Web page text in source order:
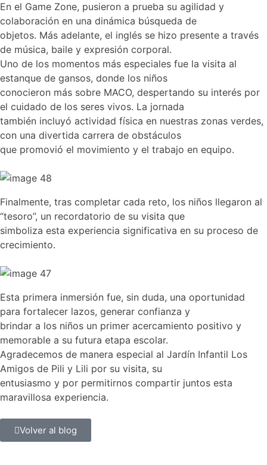
En el Game Zone, pusieron a prueba su agilidad y
colaboración en una dinámica búsqueda de
objetos. Más adelante, el inglés se hizo presente a través
de música, baile y expresión corporal.
Uno de los momentos más especiales fue la visita al
estanque de gansos, donde los niños
conocieron más sobre MACO, despertando su interés por
el cuidado de los seres vivos. La jornada
también incluyó actividad física en nuestras zonas verdes,
con una divertida carrera de obstáculos
que promovió el movimiento y el trabajo en equipo.
Finalmente, tras completar cada reto, los niños llegaron al
“tesoro”, un recordatorio de su visita que
simboliza esta experiencia significativa en su proceso de
crecimiento.
Esta primera inmersión fue, sin duda, una oportunidad
para fortalecer lazos, generar confianza y
brindar a los niños un primer acercamiento positivo y
memorable a su futura etapa escolar.
Agradecemos de manera especial al Jardín Infantil Los
Amigos de Pili y Lili por su visita, su
entusiasmo y por permitirnos compartir juntos esta
maravillosa experiencia.
Volver al blog